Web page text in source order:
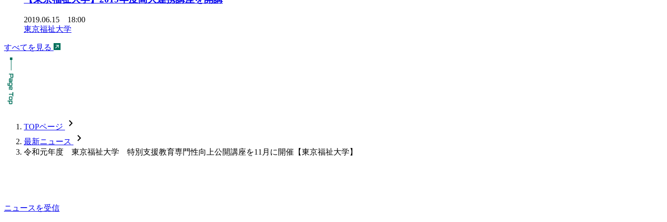
2019.06.15 18:00
東京福祉大学
すべてを見る
TOPページ chevron_forward
最新ニュース chevron_forward
令和元年度 東京福祉大学 特別支援教育専門性向上公開講座を11月に開催【東京福祉大学】
ニュースを受信